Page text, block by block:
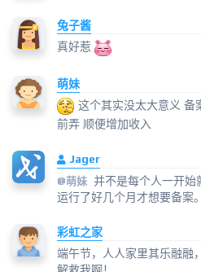
兔子酱
真好惹
萌妹
这个其实没太大意义 备
前弄 顺便增加收入
Jager
@萌妹 并不是每个人一开始
运行了好几个月才想要备案。
彩虹之家
端午节，人人家里其乐融融
解救我啊！